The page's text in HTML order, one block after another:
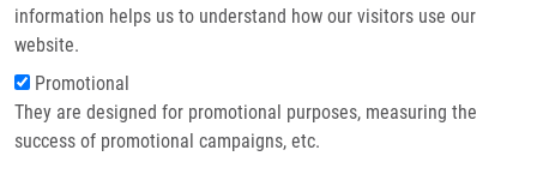
information helps us to understand how our visitors use our
website.
Promotional
They are designed for promotional purposes, measuring the
success of promotional campaigns, etc.
Drobečková navigace
Domů
Cranberry Intervention In Patients With Prostate Cancer Prior To Radical
Prostatectomy. Clinical, Pathological And Laboratory Findings